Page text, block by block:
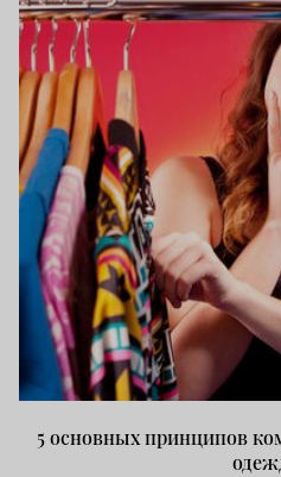
5 основных принципов